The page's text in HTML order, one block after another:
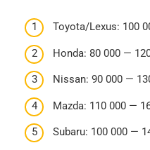
Toyota/Lexus: 100
Honda: 80 000 —
Nissan: 90 000 —
Mazda: 110 000 —
Subaru: 100 000 —